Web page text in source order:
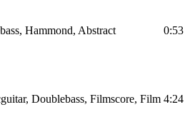
Hammond, Abstract 0:53
Doublebass, Filmscore, Film 4:24